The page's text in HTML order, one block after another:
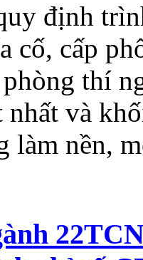
định
cố, cấp
thí
nhất và
làm nền,